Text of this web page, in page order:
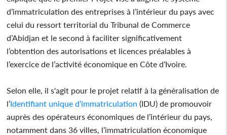
d’immatriculation des entreprises à l’intérieur du pays avec
celui du ressort territorial du Tribunal de Commerce
d’Abidjan et le second à faciliter significativement
l’obtention des autorisations et licences préalables à
l’exercice de l’activité économique en Côte d’Ivoire.
Selon elle, il s'agit pour le projet relatif à la généralisation de
l’Identifiant unique d’immatriculation (IDU) de promouvoir
auprès des opérateurs économiques de l’intérieur du pays,
notamment dans 36 villes, l’immatriculation économique